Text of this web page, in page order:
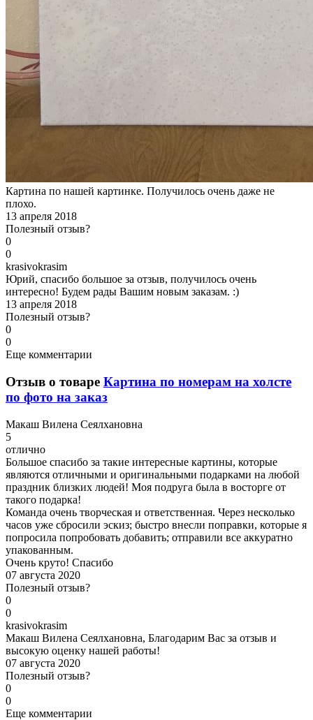
Картина по нашей картинке. Получилось очень даже не
плохо.
13 апреля 2018
Полезный отзыв?
0
0
krasivokrasim
Юрий, спасибо большое за отзыв, получилось очень
интересно! Будем рады Вашим новым заказам. :)
13 апреля 2018
Полезный отзыв?
0
0
Еще комментарии
Отзыв о товаре Картина по номерам на холсте
по фото на заказ
Макаш Вилена Сеялхановна
5
отлично
Большое спасибо за такие интересные картины, которые
являются отличными и оригинальными подарками на любой
праздник близких людей! Моя подруга была в восторге от
такого подарка!
Команда очень творческая и ответственная. Через несколько
часов уже сбросили эскиз; быстро внесли поправки, которые я
попросила попробовать добавить; отправили все аккуратно
упакованным.
Очень круто! Спасибо
07 августа 2020
Полезный отзыв?
0
0
krasivokrasim
Макаш Вилена Сеялхановна, Благодарим Вас за отзыв и
высокую оценку нашей работы!
07 августа 2020
Полезный отзыв?
0
0
Еще комментарии